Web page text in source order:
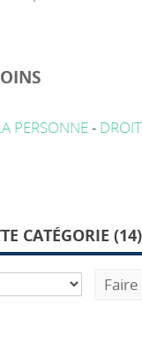
PERSONNE-
CATÉGORIE (14)